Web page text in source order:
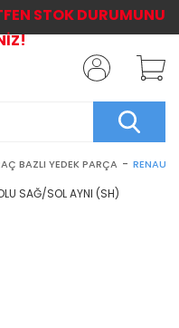
BAZLI YEDEK PARÇA
STOK DURUMUNU